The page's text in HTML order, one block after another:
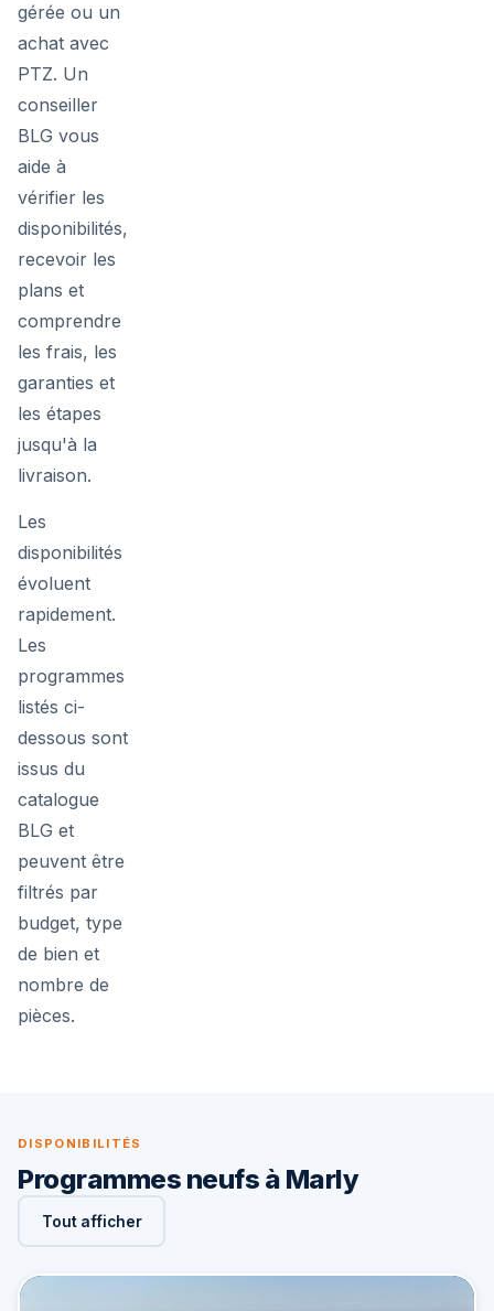
gérée ou un
achat avec
PTZ. Un
conseiller
BLG vous
aide à
vérifier les
disponibilités,
recevoir les
plans et
comprendre
les frais, les
garanties et
les étapes
jusqu'à la
livraison.
Les
disponibilités
évoluent
rapidement.
Les
programmes
listés ci-
dessous sont
issus du
catalogue
BLG et
peuvent être
filtrés par
budget, type
de bien et
nombre de
pièces.
DISPONIBILITÉS
Programmes neufs à Marly
Tout afficher